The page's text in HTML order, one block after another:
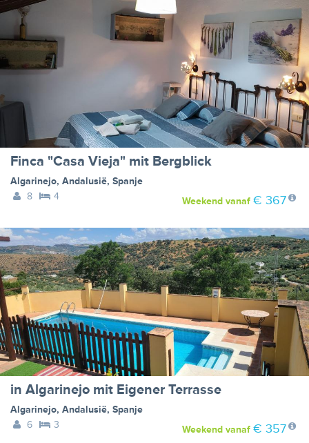
Finca "Casa Vieja" mit Bergblick
Algarinejo, Andalusië, Spanje
8
4 Weekendvanaf € 367
in Algarinejo mit Eigener Terrasse
Algarinejo, Andalusië, Spanje
6
3 Weekendvanaf € 357